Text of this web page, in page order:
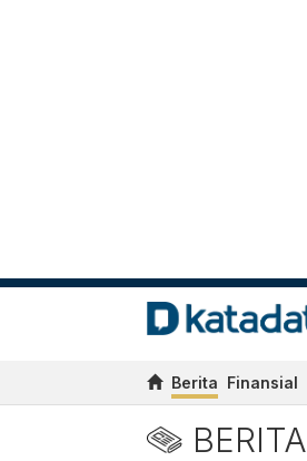
Berita Finansial
BERITA